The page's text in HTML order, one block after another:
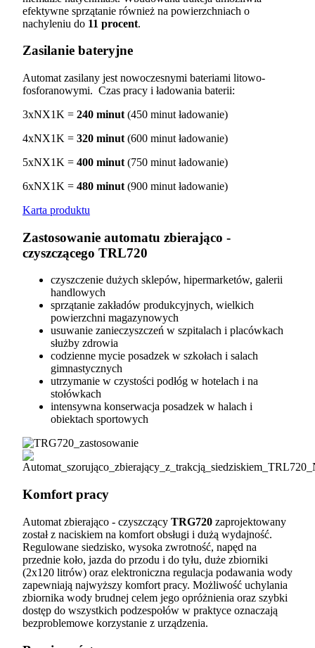
efektywne sprzątanie również na powierzchniach o
nachyleniu do 11 procent.
Zasilanie bateryjne
Automat zasilany jest nowoczesnymi bateriami litowo-
fosforanowymi. Czas pracy i ładowania baterii:
3xNX1K = 240 minut (450 minut ładowanie)
4xNX1K = 320 minut (600 minut ładowanie)
5xNX1K = 400 minut (750 minut ładowanie)
6xNX1K = 480 minut (900 minut ładowanie)
Karta produktu
Zastosowanie automatu zbierająco -
czyszczącego TRL720
czyszczenie dużych sklepów, hipermarketów, galerii
handlowych
sprzątanie zakładów produkcyjnych, wielkich
powierzchni magazynowych
usuwanie zanieczyszczeń w szpitalach i placówkach
służby zdrowia
codzienne mycie posadzek w szkołach i salach
gimnastycznych
utrzymanie w czystości podłóg w hotelach i na
stołówkach
intensywna konserwacja posadzek w halach i
obiektach sportowych
Komfort pracy
Automat zbierająco - czyszczący TRG720 zaprojektowany
został z naciskiem na komfort obsługi i dużą wydajność.
Regulowane siedzisko, wysoka zwrotność, napęd na
przednie koło, jazda do przodu i do tyłu, duże zbiorniki
(2x120 litrów) oraz elektroniczna regulacja podawania wody
zapewniają najwyższy komfort pracy. Możliwość uchylania
zbiornika wody brudnej celem jego opróżnienia oraz szybki
dostęp do wszystkich podzespołów w praktyce oznaczają
bezproblemowe korzystanie z urządzenia.